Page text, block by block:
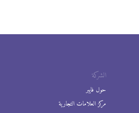
الشركة
حول فايبر
مركز العلامات التجارية